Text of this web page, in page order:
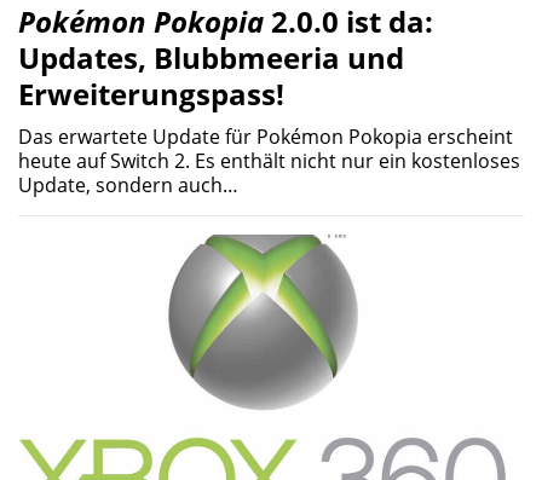
Pokémon Pokopia 2.0.0 ist da:
Updates, Blubbmeeria und
Erweiterungspass!
Das erwartete Update für Pokémon Pokopia erscheint
heute auf Switch 2. Es enthält nicht nur ein kostenloses
Update, sondern auch…